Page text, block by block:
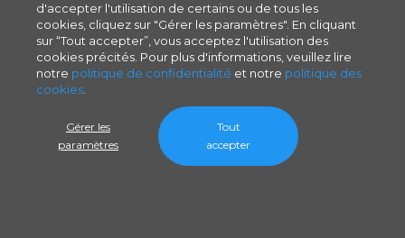
d'accepter l'utilisation de certains ou de tous les
cookies, cliquez sur "Gérer les paramètres". En cliquant
sur “Tout accepter”, vous acceptez l'utilisation des
cookies précités. Pour plus d'informations, veuillez lire
notre politique de confidentialité et notre politique des
cookies
Gérer les
paramètres
Tout
accepter